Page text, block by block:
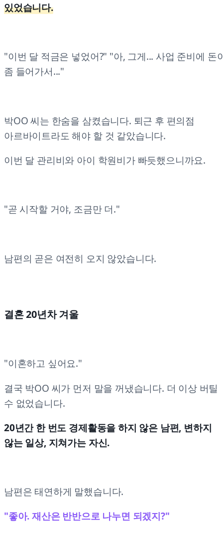
있었습니다.
"이번 달 적금은 넣었어?" "아, 그게... 사업 준비에 돈
좀 들어가서..."
박OO 씨는 한숨을 삼켰습니다. 퇴근 후 편의점
아르바이트라도 해야 할 것 같았습니다.
이번 달 관리비와 아이 학원비가 빠듯했으니까요.
"곧 시작할 거야, 조금만 더."
남편의 곧은 여전히 오지 않았습니다.
결혼 20년차 겨울
"이혼하고 싶어요."
결국 박OO 씨가 먼저 말을 꺼냈습니다. 더 이상 버틸
수 없었습니다.
20년간 한 번도 경제활동을 하지 않은 남편, 변하지
않는 일상, 지쳐가는 자신.
남편은 태연하게 말했습니다.
"좋아. 재산은 반반으로 나누면 되겠지?"